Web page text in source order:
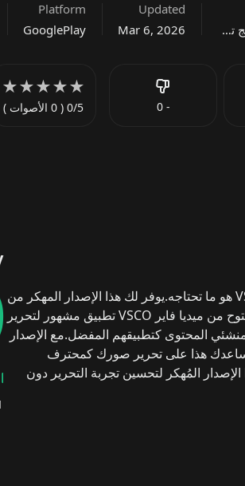
أفضل برامج تعديل الصور للاندرويد 2026
Updated
Mar 6, 2026
Platform
GooglePlay
Like -
0
★
★
★
★
★
0/5 ( 0 الأصوات )
هو ما تحتاجه.يوفر لك هذا الإصدار المهكر من
VSCOتطبيق مشهور لتحرير
المحتوى كتطبيقهم المفضل.مع الإصدار
هذا على تحرير صورك كمحترف
المُهكر لتحسين تجربة التحرير دون